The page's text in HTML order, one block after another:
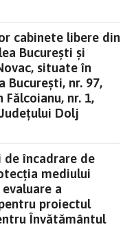
cabinete libere din
București și
situate în
București, nr. 97,
nr. 1,
Dolj
încadrare de
mediului
a
proiectul
Învătământul